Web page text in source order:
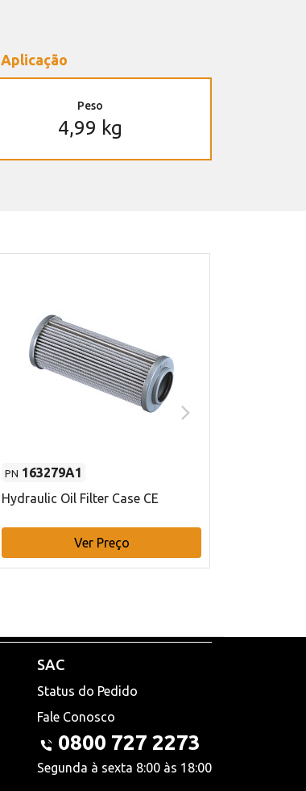
Peso
4,99 kg
PN 163279A1
Hydraulic Oil Filter Case CE
Ver Preço
SAC
Status do Pedido
Fale Conosco
0800 727 2273
Segunda à sexta 8:00 às 18:00